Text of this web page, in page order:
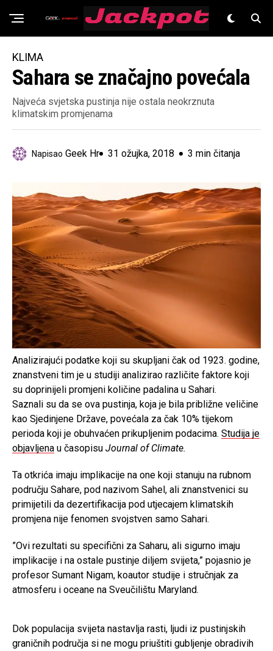
Znanost
KLIMA
Sahara se značajno povećala
Najveća svjetska pustinja nije ostala neokrznuta
klimatskim promjenama
Napisao Geek Hr 31 ožujka, 2018 3 min čitanja
Analizirajući podatke koji su skupljani čak od 1923. godine,
znanstveni tim je u studiji analizirao različite faktore koji
su doprinijeli promjeni količine padalina u Sahari.
Saznali su da se ova pustinja, koja je bila približne veličine
kao Sjedinjene Države, povećala za čak 10% tijekom
perioda koji je obuhvaćen prikupljenim podacima. Studija je
objavljena u časopisu Journal of Climate.
Ta otkrića imaju implikacije na one koji stanuju na rubnom
području Sahare, pod nazivom Sahel, ali znanstvenici su
primijetili da dezertifikacija pod utjecajem klimatskih
promjena nije fenomen svojstven samo Sahari.
”Ovi rezultati su specifični za Saharu, ali sigurno imaju
implikacije i na ostale pustinje diljem svijeta,” pojasnio je
profesor Sumant Nigam, koautor studije i stručnjak za
atmosferu i oceane na Sveučilištu Maryland.
Dok populacija svijeta nastavlja rasti, ljudi iz pustinjskih
graničnih područja si ne mogu priuštiti gubljenje obradivih